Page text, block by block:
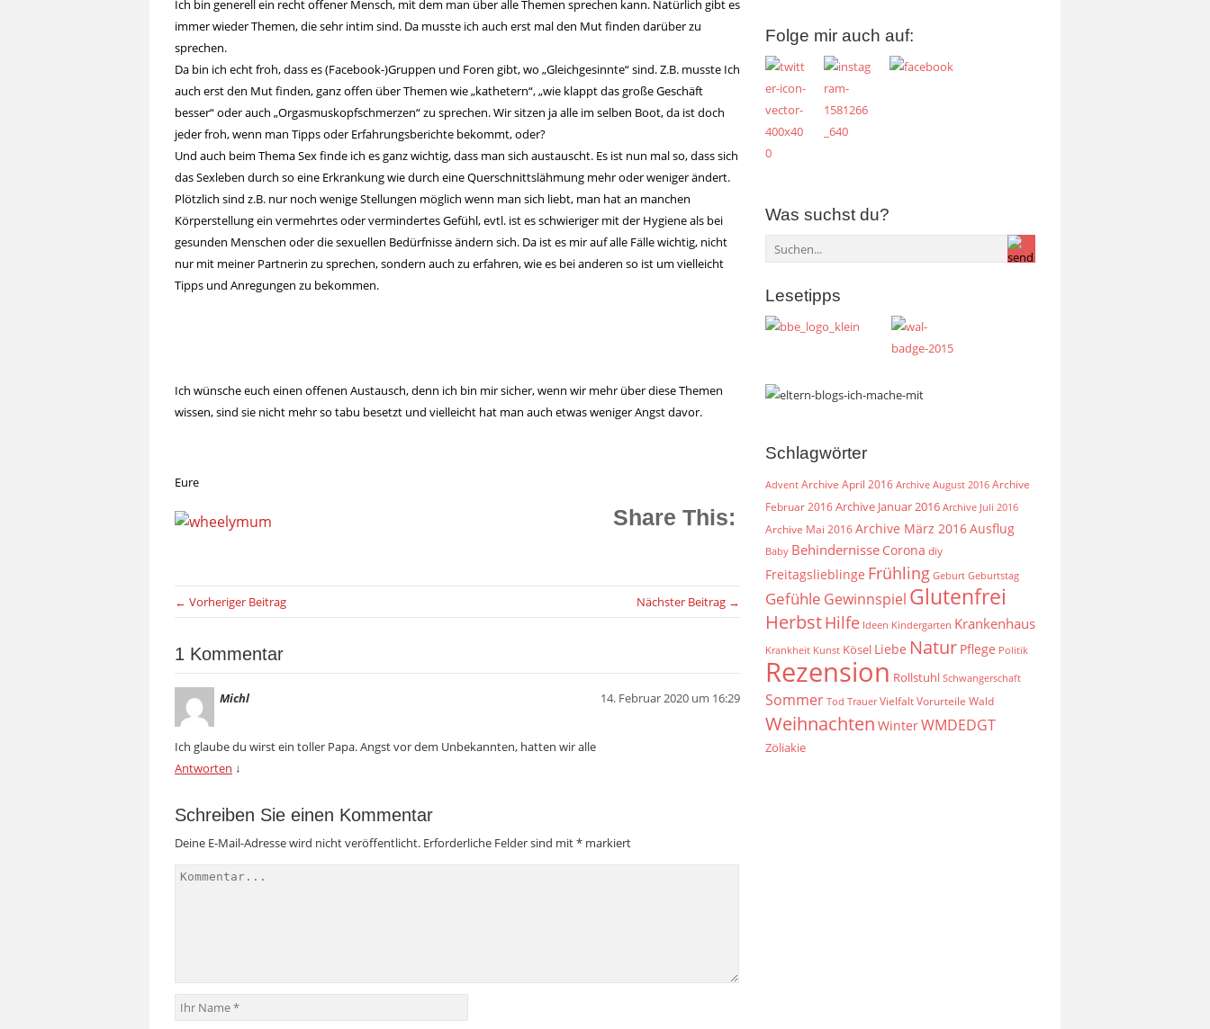
Ich bin generell ein recht offener Mensch, mit dem man über alle Themen sprechen kann. Natürlich gibt es
immer wieder Themen, die sehr intim sind. Da musste ich auch erst mal den Mut finden darüber zu
sprechen.
Da bin ich echt froh, dass es (Facebook-)Gruppen und Foren gibt, wo „Gleichgesinnte“ sind. Z.B. musste Ich
auch erst den Mut finden, ganz offen über Themen wie „kathetern“, „wie klappt das große Geschäft
besser“ oder auch „Orgasmuskopfschmerzen“ zu sprechen. Wir sitzen ja alle im selben Boot, da ist doch
jeder froh, wenn man Tipps oder Erfahrungsberichte bekommt, oder?
Und auch beim Thema Sex finde ich es ganz wichtig, dass man sich austauscht. Es ist nun mal so, dass sich
das Sexleben durch so eine Erkrankung wie durch eine Querschnittslähmung mehr oder weniger ändert.
Plötzlich sind z.B. nur noch wenige Stellungen möglich wenn man sich liebt, man hat an manchen
Körperstellung ein vermehrtes oder vermindertes Gefühl, evtl. ist es schwieriger mit der Hygiene als bei
gesunden Menschen oder die sexuellen Bedürfnisse ändern sich. Da ist es mir auf alle Fälle wichtig, nicht
nur mit meiner Partnerin zu sprechen, sondern auch zu erfahren, wie es bei anderen so ist um vielleicht
Tipps und Anregungen zu bekommen.
Ich wünsche euch einen offenen Austausch, denn ich bin mir sicher, wenn wir mehr über diese Themen
wissen, sind sie nicht mehr so tabu besetzt und vielleicht hat man auch etwas weniger Angst davor.
Eure
Share This:
← Vorheriger Beitrag Nächster Beitrag →
1 Kommentar
Michl 14. Februar 2020 um 16:29
Ich glaube du wirst ein toller Papa. Angst vor dem Unbekannten, hatten wir alle
Antworten ↓
Schreiben Sie einen Kommentar
Deine E-Mail-Adresse wird nicht veröffentlicht. Erforderliche Felder sind mit* markiert
Folge mir auch auf:
Was suchst du?
Lesetipps
Schlagwörter
Advent Archive April 2016 Archive August 2016 Archive
Februar 2016Archive Januar 2016 Archive Juli 2016
Archive Mai 2016Archive März 2016Ausflug
Baby Behindernisse Corona diy
Freitagslieblinge Frühling Geburt Geburtstag
Gefühle Gewinnspiel Glutenfrei
HerbstHilfe Ideen Kindergarten Krankenhaus
Krankheit Kunst Kösel Liebe Natur Pflege Politik
Rezension Rollstuhl Schwangerschaft
Sommer Tod Trauer VielfaltVorurteile Wald
Weihnachten WinterWMDEDGT
Zöliakie